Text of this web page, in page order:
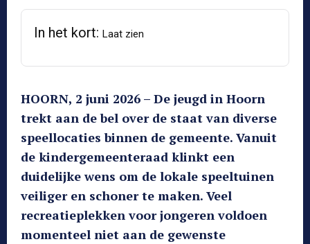
In het kort: Laat zien
HOORN, 2 juni 2026 – De jeugd in Hoorn
trekt aan de bel over de staat van diverse
speellocaties binnen de gemeente. Vanuit
de kindergemeenteraad klinkt een
duidelijke wens om de lokale speeltuinen
veiliger en schoner te maken. Veel
recreatieplekken voor jongeren voldoen
momenteel niet aan de gewenste